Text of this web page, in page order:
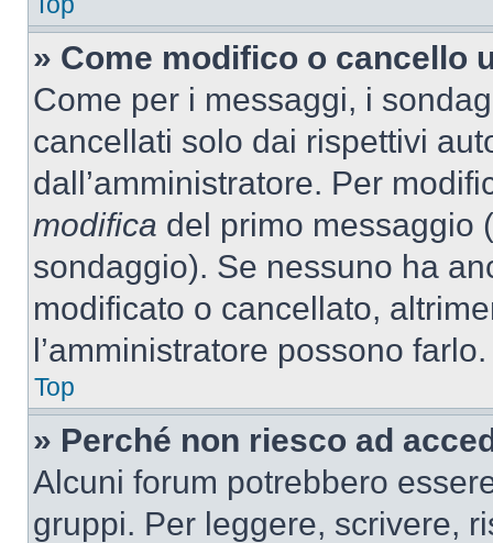
» Come modifico o cancello
Come per i messaggi, i
cancellati solo dai rispettivi
dall’amministratore. Per
modifica del primo messaggio
sondaggio). Se nessuno ha
modificato o cancellato,
l’amministratore possono farlo.
Top
» Perché non riesco ad
Alcuni forum potrebbero
gruppi. Per leggere, scrivere,